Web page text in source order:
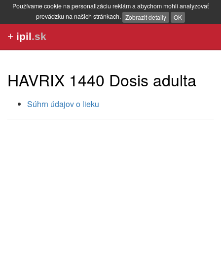
Používame cookie na personalizáciu reklám a abychom mohli analyzovať
prevádzku na našich stránkach. Zobrazit detaily OK
+ ipil.sk
HAVRIX 1440 Dosis adulta
Súhrn údajov o lieku